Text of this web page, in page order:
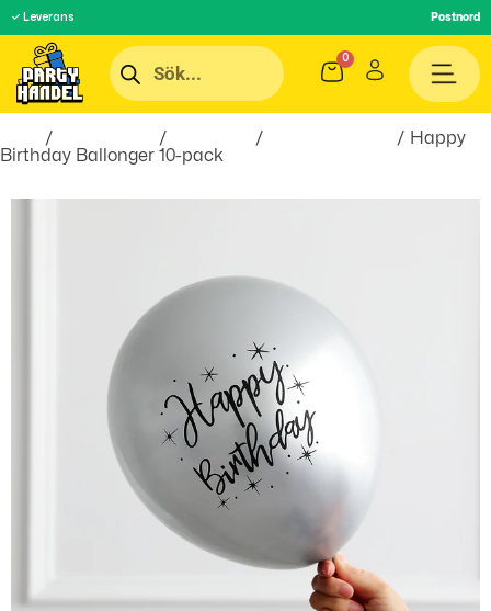
✓ Leverans Postnord
/ / /
/ Happy
Birthday Ballonger 10-pack